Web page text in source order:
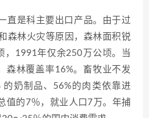
直是科主要出口产品。由于过
森林火灾等原因，森林面积锐
，1991年仅余250万公顷。当
森林覆盖率16%。畜牧业不发
奶制品、56%的肉类依靠进
值的7％，就业人口7万。年捕